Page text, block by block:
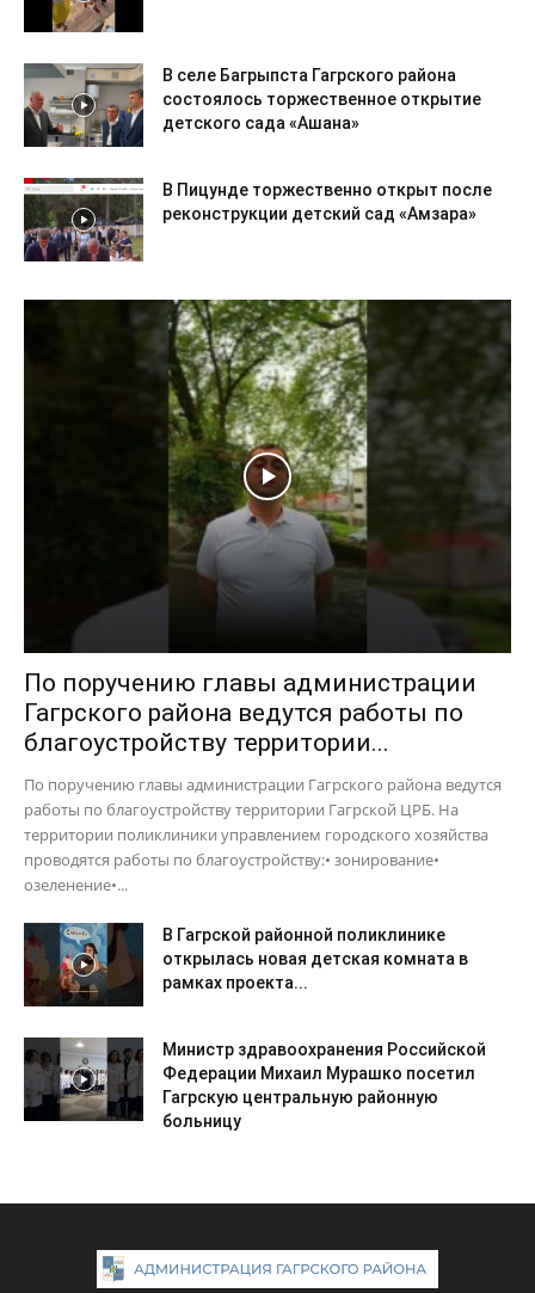
В селе Багрыпста Гагрского района
состоялось торжественное открытие
детского сада «Ашана»
В Пицунде торжественно открыт после
реконструкции детский сад «Амзара»
По поручению главы администрации
Гагрского района ведутся работы по
благоустройству территории...
По поручению главы администрации Гагрского района ведутся
работы по благоустройству территории Гагрской ЦРБ. На
территории поликлиники управлением городского хозяйства
проводятся работы по благоустройству:• зонирование•
озеленение•...
В Гагрской районной поликлинике
открылась новая детская комната в
рамках проекта...
Министр здравоохранения Российской
Федерации Михаил Мурашко посетил
Гагрскую центральную районную
больницу